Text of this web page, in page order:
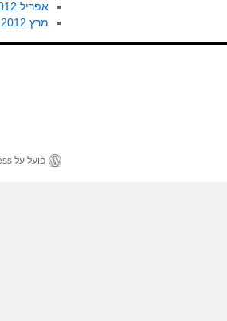
אפריל 2012
מרץ 2012
פועל על WordPress.